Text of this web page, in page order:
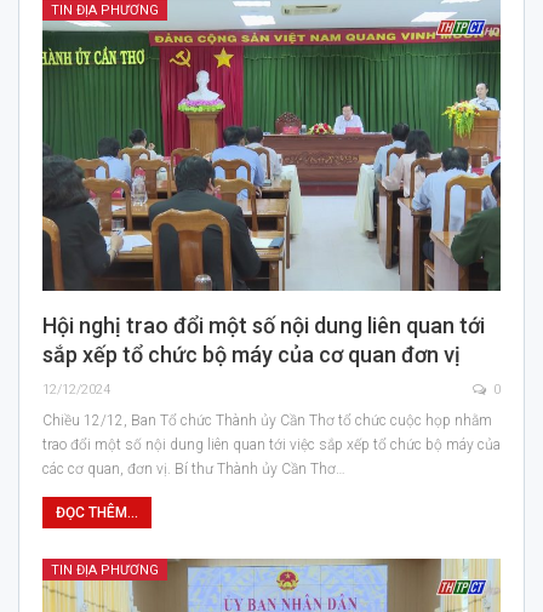
TIN ĐỊA PHƯƠNG
Hội nghị trao đổi một số nội dung liên quan tới
sắp xếp tổ chức bộ máy của cơ quan đơn vị
12/12/2024 0
Chiều 12/12, Ban Tổ chức Thành ủy Cần Thơ tổ chức cuộc họp nhằm
trao đổi một số nội dung liên quan tới việc sắp xếp tổ chức bộ máy của
các cơ quan, đơn vị. Bí thư Thành ủy Cần Thơ…
ĐỌC THÊM...
TIN ĐỊA PHƯƠNG